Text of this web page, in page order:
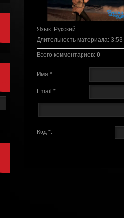
Язык: Русский
Длительность материала: 3:53
Всего комментариев: 0
Имя *:
Email *:
Код *: